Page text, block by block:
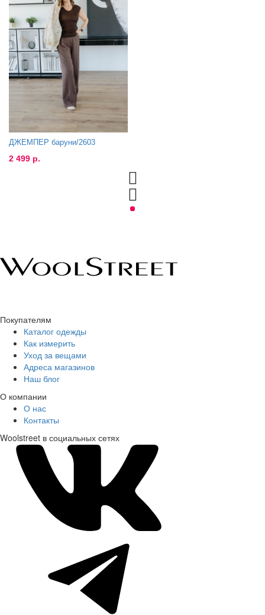
ДЖЕМПЕР баруни/2603
2 499 р.
Покупателям
Каталог одежды
Как измерить
Уход за вещами
Адреса магазинов
Наш блог
О компании
О нас
Контакты
Woolstreet в социальных сетях